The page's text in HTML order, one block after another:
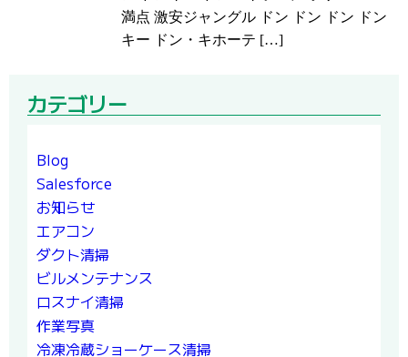
満点 激安ジャングル ドン ドン ドン ドン
キー ドン・キホーテ […]
カテゴリー
Blog
Salesforce
お知らせ
エアコン
ダクト清掃
ビルメンテナンス
ロスナイ清掃
作業写真
冷凍冷蔵ショーケース清掃